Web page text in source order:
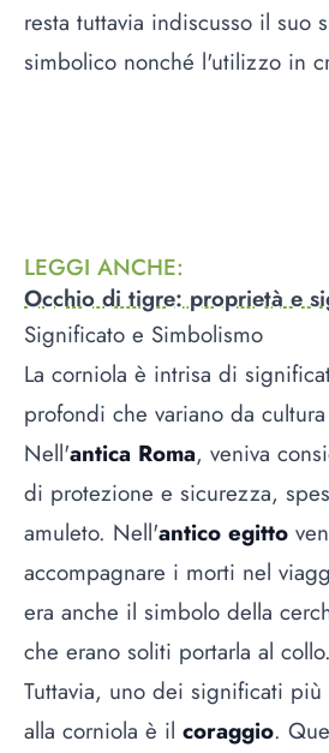
resta tuttavia indiscusso il suo
simbolico nonché l'utilizzo in
LEGGI ANCHE:
Occhio di tigre: proprietà e
Significato e Simbolismo
La corniola è intrisa di
profondi che variano da
Nell'antica Roma, veniva
di protezione e sicurezza,
amuleto. Nell'antico egitto
accompagnare i morti nel
era anche il simbolo della
che erano soliti portarla al collo.
Tuttavia, uno dei significati più
alla corniola è il coraggio.